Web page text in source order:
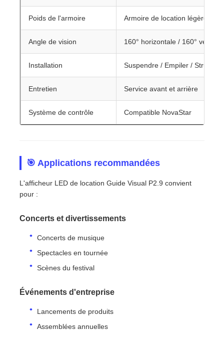
Poids de l'armoire Armoire de location légère
Angle de vision 160° horizontale / 160°
Installation Suspendre / Empiler /
Entretien Service avant et arrière
Système de contrôle Compatible NovaStar
🎯 Applications recommandées
L'afficheur LED de location Guide Visual P2.9 convient
pour :
Concerts et divertissements
Concerts de musique
Spectacles en tournée
Scènes du festival
Événements d'entreprise
Lancements de produits
Assemblées annuelles